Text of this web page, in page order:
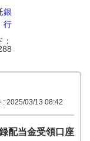
: 2025/03/13 08:42
配当金受領口座